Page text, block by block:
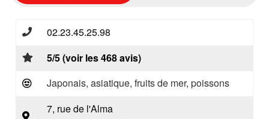
02.23.45.25.98
5/5 (voir les 468 avis)
Japonais, asiatique, fruits de mer, poissons
7, rue de l'Alma